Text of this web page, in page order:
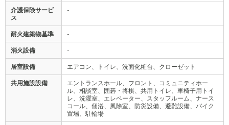
介護保険サービ
ス
-
耐火建築物基準 -
消火設備 -
居室設備 エアコン、トイレ、洗面化粧台、クローゼット
共用施設設備
エントランスホール、フロント、コミュニティホー
ル、相談室、囲碁・将棋、共用トイレ、車椅子用トイ
レ、洗濯室、エレベーター、スタッフルーム、ナース
コール、個浴、風除室、防災設備、避難設備、バイク
置場、駐輪場